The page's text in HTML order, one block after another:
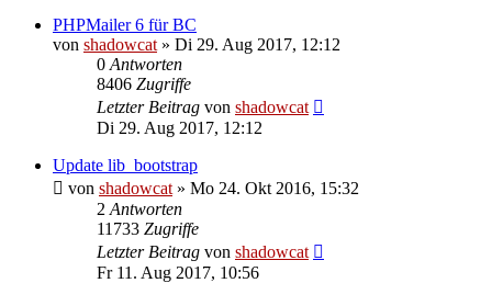
PHPMailer 6 für BC
von shadowcat » Di 29. Aug 2017, 12:12
0 Antworten
8406 Zugriffe
Letzter Beitrag von shadowcat
Di 29. Aug 2017, 12:12
Update lib_bootstrap
von shadowcat » Mo 24. Okt 2016, 15:32
2 Antworten
11733 Zugriffe
Letzter Beitrag von shadowcat
Fr 11. Aug 2017, 10:56